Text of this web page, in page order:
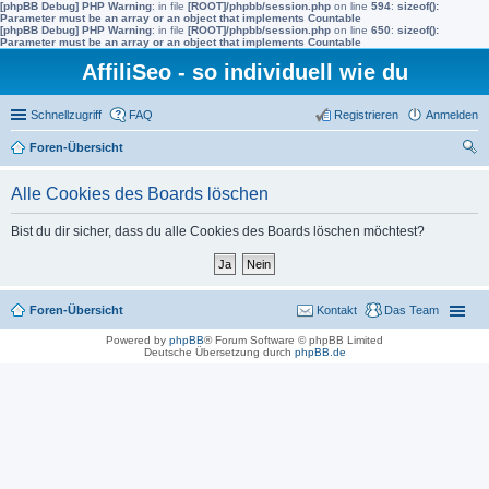
[phpBB Debug] PHP Warning: in file [ROOT]/phpbb/session.php on line 594: sizeof():
Parameter must be an array or an object that implements Countable
[phpBB Debug] PHP Warning: in file [ROOT]/phpbb/session.php on line 650: sizeof():
Parameter must be an array or an object that implements Countable
AffiliSeo - so individuell wie du
Schnellzugriff FAQ Anmelden
Registrieren
Foren-Übersicht
Alle Cookies des Boards löschen
Bist du dir sicher, dass du alle Cookies des Boards löschen möchtest?
Foren-Übersicht Das Team
Kontakt
Powered by phpBB® Forum Software © phpBB Limited
Deutsche Übersetzung durch phpBB.de